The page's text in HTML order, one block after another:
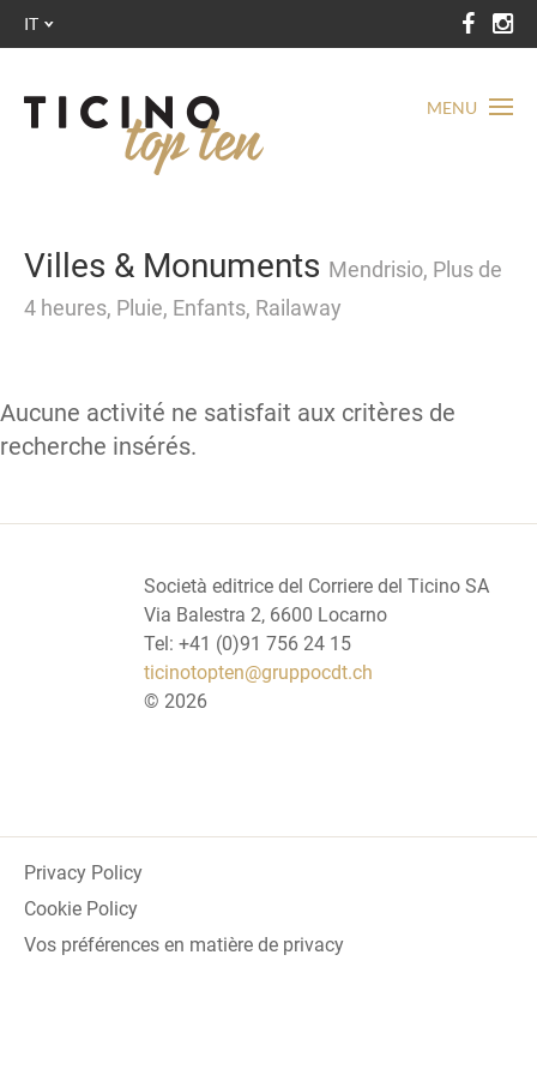
MENU
IT
Villes & Monuments Mendrisio, Plus de
4 heures, Pluie, Enfants, Railaway
Aucune activité ne satisfait aux critères de
recherche insérés.
Società editrice del Corriere del Ticino SA
Via Balestra 2, 6600 Locarno
Tel: +41 (0)91 756 24 15
ticinotopten@gruppocdt.ch
© 2026
Privacy Policy
Cookie Policy
Vos préférences en matière de privacy